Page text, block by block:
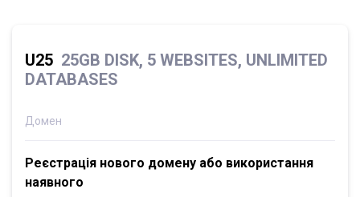
U25 25GB DISK, 5 WEBSITES, UNLIMITED
DATABASES
Домен
Реєстрація нового домену або використання
наявного